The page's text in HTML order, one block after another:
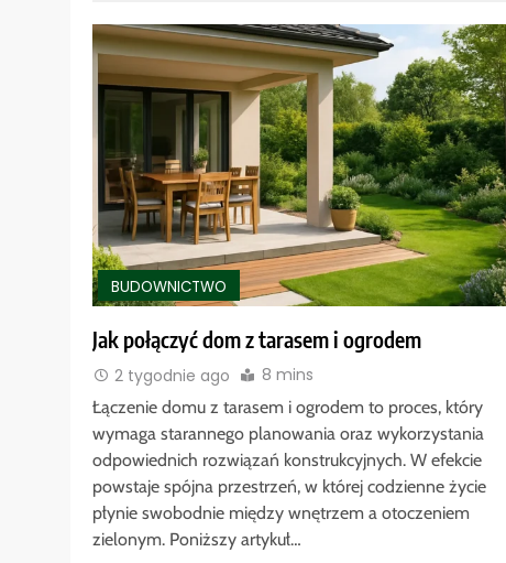
BUDOWNICTWO
Jak połączyć dom z tarasem i ogrodem
2 tygodnie ago 8 mins
Łączenie domu z tarasem i ogrodem to proces, który
wymaga starannego planowania oraz wykorzystania
odpowiednich rozwiązań konstrukcyjnych. W efekcie
powstaje spójna przestrzeń, w której codzienne życie
płynie swobodnie między wnętrzem a otoczeniem
zielonym. Poniższy artykuł…